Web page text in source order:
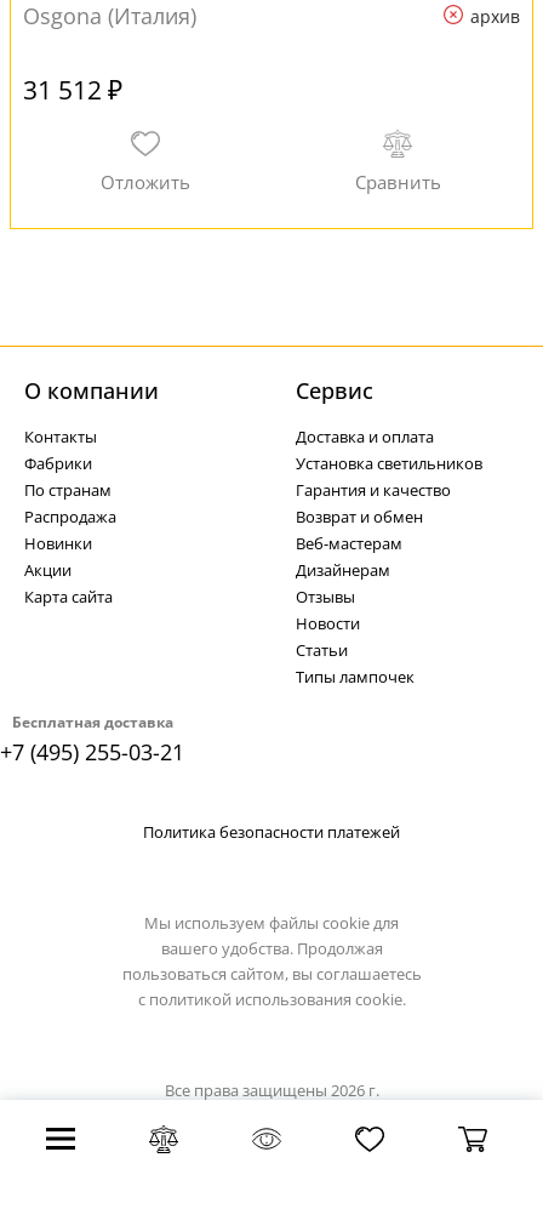
Osgona (Италия)
архив
31 512 ₽
Бесплатная доставка
+7 (495) 255-03-21
О компании
Контакты
Фабрики
По странам
Распродажа
Новинки
Акции
Карта сайта
Cервис
Доставка и оплата
Установка светильников
Гарантия и качество
Возврат и обмен
Веб-мастерам
Дизайнерам
Отзывы
Новости
Статьи
Типы лампочек
Политика безопасности платежей
Мы используем файлы cookie для
вашего удобства. Продолжая
пользоваться сайтом, вы соглашаетесь
с политикой использования cookie.
Все права защищены 2026 г.